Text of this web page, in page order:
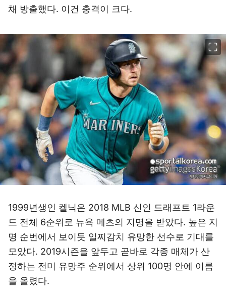
채 방출했다. 이건 충격이 크다.
1999년생인 켈닉은 2018 MLB 신인 드래프트 1라운
드 전체 6순위로 뉴욕 메츠의 지명을 받았다. 높은 지
명 순번에서 보이듯 일찌감치 유망한 선수로 기대를
모았다. 2019시즌을 앞두고 곧바로 각종 매체가 산
정하는 전미 유망주 순위에서 상위 100명 안에 이름
을 올렸다.